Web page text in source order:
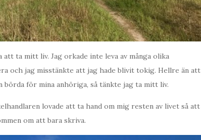
ta mitt liv. Jag orkade inte leva av många olika
och jag misstänkte att jag hade blivit tokig. Hellre än att
för mina anhöriga, så tänkte jag ta mitt liv.
lovade att ta hand om mig resten av livet så att
om att bara skriva.